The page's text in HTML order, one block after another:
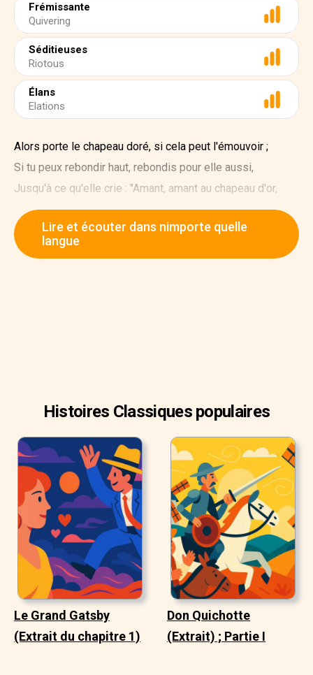
Frémissante
Quivering
Séditieuses
Riotous
Élans
Elations
Alors porte le chapeau doré, si cela peut l'émouvoir ;
Si tu peux rebondir haut, rebondis pour elle aussi,
Jusqu'à ce qu'elle crie : "Amant, amant au chapeau d'or,
amant qui rebondit haut,
je dois t'avoir !"
-Thomas Parke d'Invilliers
Lire et écouter dans nimporte quelle
langue
Histoires Classiques populaires
Le Grand Gatsby
(Extrait du chapitre 1)
Don Quichotte
(Extrait) ; Partie I